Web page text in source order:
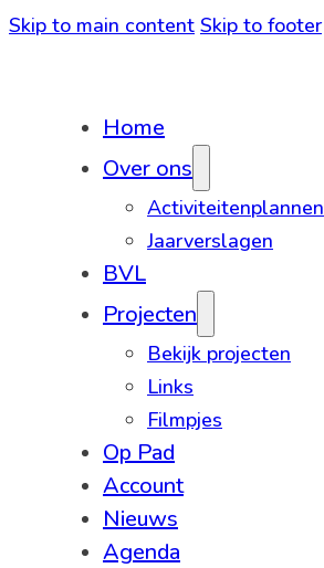
Skip to main content Skip to footer
Home
Over ons
Activiteitenplannen
Jaarverslagen
BVL
Projecten
Bekijk projecten
Links
Filmpjes
Op Pad
Account
Nieuws
Agenda